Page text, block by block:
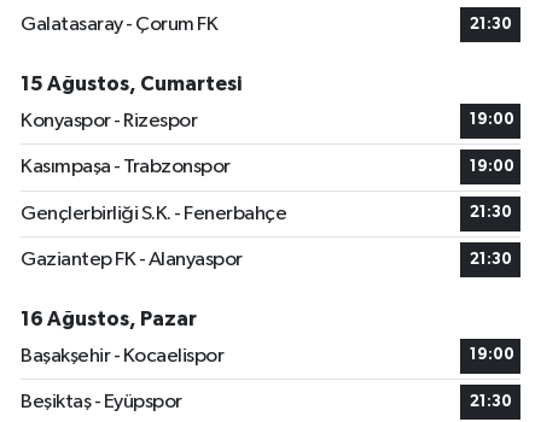
Galatasaray - Çorum FK
21:30
15 Ağustos, Cumartesi
Konyaspor - Rizespor
19:00
Kasımpaşa - Trabzonspor 19:00
Gençlerbirliği S.K. - Fenerbahçe 21:30
Gaziantep FK - Alanyaspor 21:30
16 Ağustos, Pazar
Başakşehir - Kocaelispor
19:00
Beşiktaş - Eyüpspor 21:30